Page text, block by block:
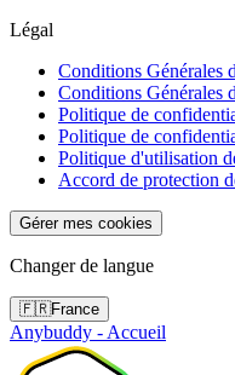
Légal
Conditions Générales
Conditions Générales
Politique de
Politique de
Politique d'utilisation
Accord de protection
Gérer mes cookies
Changer de langue
🇫🇷France
Anybuddy - Accueil